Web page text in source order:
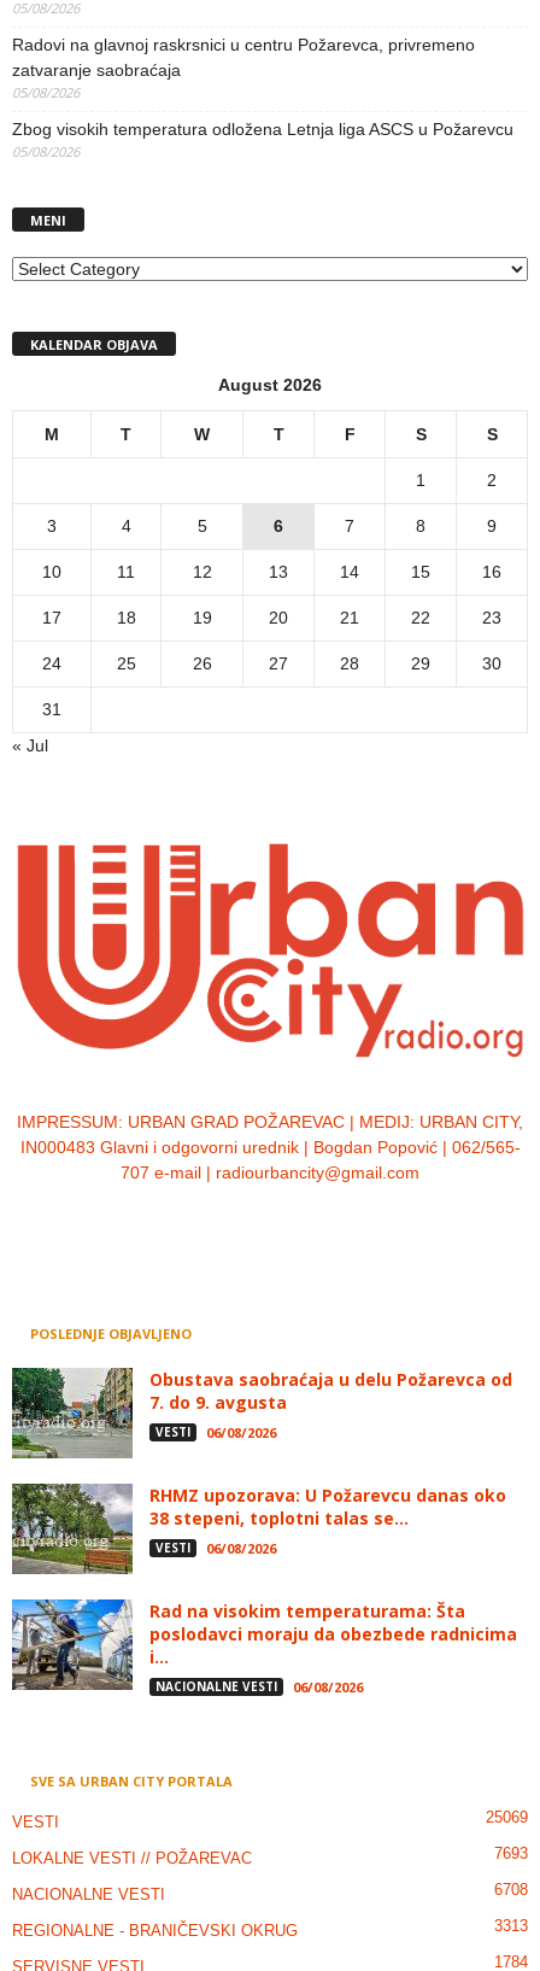
05/08/2026
Radovi na glavnoj raskrsnici u centru Požarevca, privremeno
zatvaranje saobraćaja
05/08/2026
Zbog visokih temperatura odložena Letnja liga ASCS u Požarevcu
05/08/2026
MENI
MENI
KALENDAR OBJAVA
August 2026
M T W T F S S
1 2
3 4 5 6 7 8 9
10 11 12 13 14 15 16
17 18 19 20 21 22 23
24 25 26 27 28 29 30
31
« Jul
IMPRESSUM: URBAN GRAD POŽAREVAC | MEDIJ: URBAN CITY,
IN000483 Glavni i odgovorni urednik | Bogdan Popović | 062/565-
707 e-mail | radiourbancity@gmail.com
POSLEDNJE OBJAVLJENO
Obustava saobraćaja u delu Požarevca od
7. do 9. avgusta
VESTI 06/08/2026
RHMZ upozorava: U Požarevcu danas oko
38 stepeni, toplotni talas se...
VESTI 06/08/2026
Rad na visokim temperaturama: Šta
poslodavci moraju da obezbede radnicima
i...
NACIONALNE VESTI 06/08/2026
SVE SA URBAN CITY PORTALA
VESTI 25069
LOKALNE VESTI // POŽAREVAC 7693
NACIONALNE VESTI 6708
REGIONALNE - BRANIČEVSKI OKRUG 3313
SERVISNE VESTI 1784